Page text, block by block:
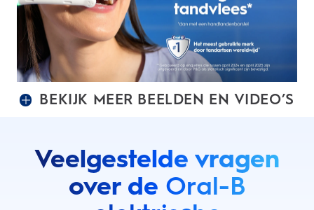
BEKIJK MEER BEELDEN EN VIDEO’S
Veelgestelde vragen
over de Oral-B